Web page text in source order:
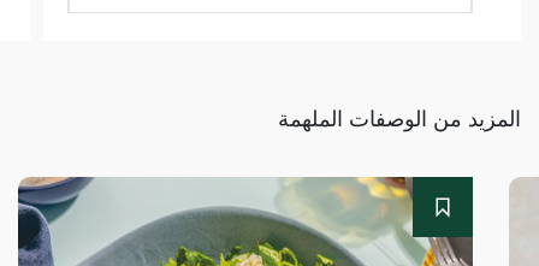
المزيد من الوصفات الملهمة